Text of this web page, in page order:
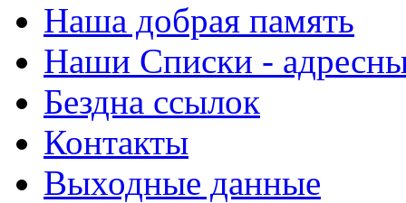
Наша добрая память
Наши Списки -
Бездна ссылок
Контакты
Выходные данные